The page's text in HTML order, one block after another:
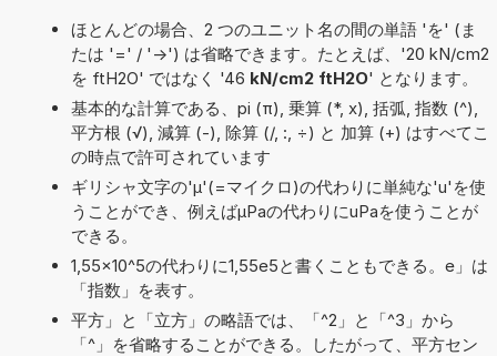
ほとんどの場合、2 つのユニット名の間の単語 'を' (ま
たは '=' / '->') は省略できます。たとえば、'20 kN/cm2
を ftH2O' ではなく '46 kN/cm2 ftH2O' となります。
基本的な計算である、pi (π), 乗算 (*, x), 括弧, 指数 (^),
平方根 (√), 減算 (-), 除算 (/, :, ÷) と 加算 (+) はすべてこ
の時点で許可されています
ギリシャ文字の'μ'(=マイクロ)の代わりに単純な'u'を使
うことができ、例えばµPaの代わりにuPaを使うことが
できる。
1,55×10^5の代わりに1,55e5と書くこともできる。e」は
「指数」を表す。
平方」と「立方」の略語では、「^2」と「^3」から
「^」を省略することができる。したがって、平方セン